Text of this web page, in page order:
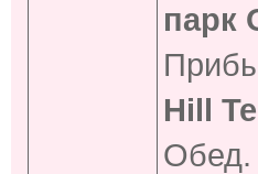
парк
Hill
Обед.